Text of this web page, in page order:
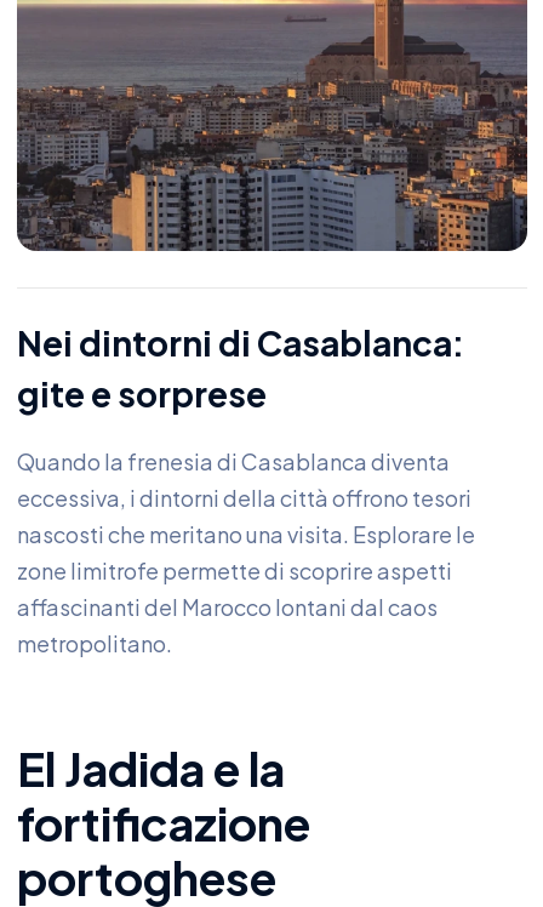
Nei dintorni di Casablanca:
gite e sorprese
Quando la frenesia di Casablanca diventa
eccessiva, i dintorni della città offrono tesori
nascosti che meritano una visita. Esplorare le
zone limitrofe permette di scoprire aspetti
affascinanti del Marocco lontani dal caos
metropolitano.
El Jadida e la
fortificazione
portoghese